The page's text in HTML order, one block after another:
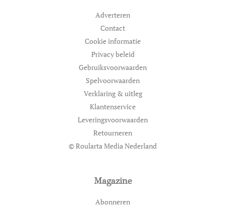
Adverteren
Contact
Cookie informatie
Privacy beleid
Gebruiksvoorwaarden
Spelvoorwaarden
Verklaring & uitleg
Klantenservice
Leveringsvoorwaarden
Retourneren
© Roularta Media Nederland
Magazine
Abonneren